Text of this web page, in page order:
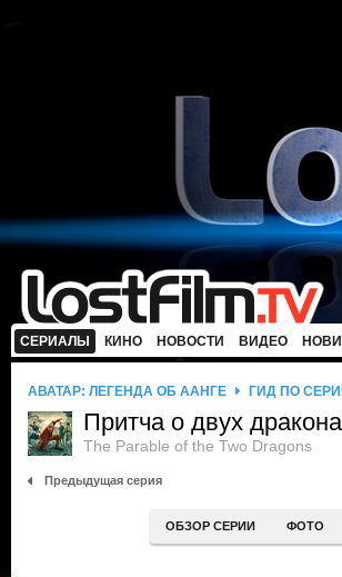
СЕРИАЛЫ КИНО НОВОСТИ ВИДЕО
АВАТАР: ЛЕГЕНДА ОБ ААНГЕ ГИД ПО
Притча о двух
The Parable of the Two Dragons
Предыдущая серия
ОБЗОР СЕРИИ ФОТО